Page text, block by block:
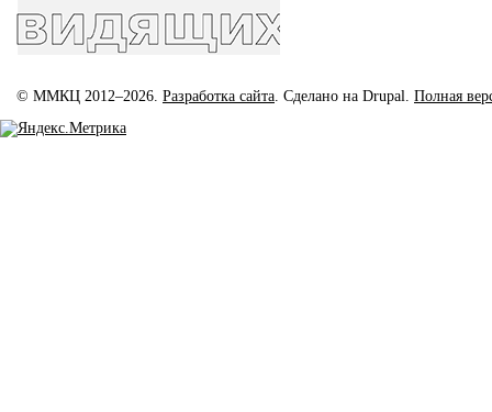
© ММКЦ 2012–2026. Разработка сайта. Сделано на Drupal. Полная